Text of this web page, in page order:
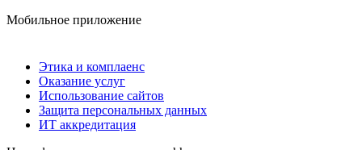
Мобильное приложение
Этика и комплаенс
Оказание услуг
Использование сайтов
Защита персональных данных
ИТ аккредитация